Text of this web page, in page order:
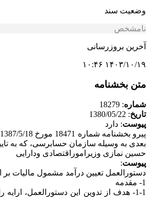
وضعیت سند
نامشخص
آخرین بروزرسانی
۱۴۰۳/۱۰/۱۹ ۱۰:۴۶
متن بخشنامه
شماره: 18279
تاریخ: 1380/05/22
پیوست: دارد
بعدی به وسیله سازمان حسابرسی، که به
حسین نمازی وزیراموراقتصادی ودارایی
پیوست:
دستورالعمل تعیین درآمد مشمول مالیات بر اساس بخش اخیر تبصره
1- مقدمه